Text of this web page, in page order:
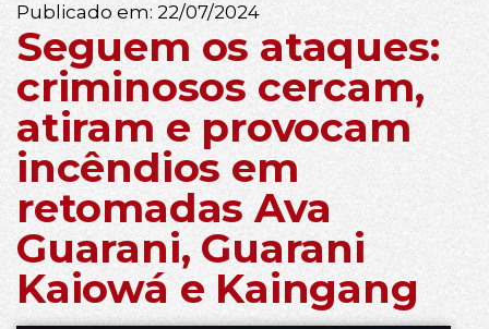
Publicado em: 22/07/2024
Seguem os ataques:
criminosos cercam,
atiram e provocam
incêndios em
retomadas Ava
Guarani, Guarani
Kaiowá e Kaingang